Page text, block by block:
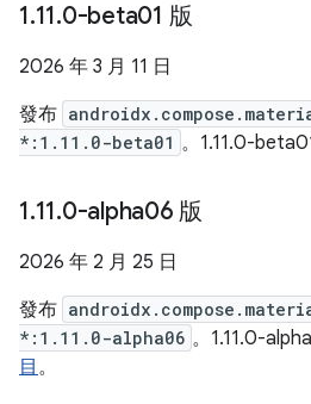
1.11.0-beta01 版
2026 年 3 月 11 日
發布
*:1.11.0-beta01 。1.11.0-
1.11.0-alpha06 版
2026 年 2 月 25 日
發布
*:1.11.0-alpha06 。1.11.0-
目 。